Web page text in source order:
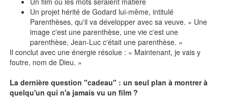
Un projet hérité de Godard lui-même, intitulé
Parenthèses, qu'il va développer avec sa veuve. « Une
image c'est une parenthèse, une vie c'est une
parenthèse, Jean-Luc c'était une parenthèse. »
Il conclut avec une énergie résolue : « Maintenant, je vais y
foutre, nom de Dieu. »
La dernière question "cadeau" : un seul plan à montrer à
quelqu'un qui n'a jamais vu un film ?